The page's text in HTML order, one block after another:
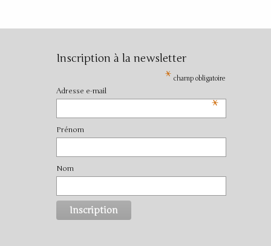
Inscription à la newsletter
* champ obligatoire
Adresse e-mail
*
Prénom
Nom